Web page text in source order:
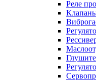
Реле